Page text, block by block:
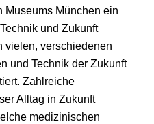
Museums München ein
und Zukunft
vielen, verschiedenen
und Technik der Zukunft
Zahlreiche
Alltag in Zukunft
medizinischen